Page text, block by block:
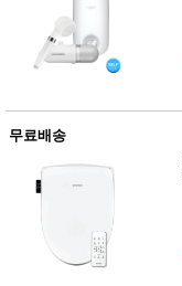
무료배송